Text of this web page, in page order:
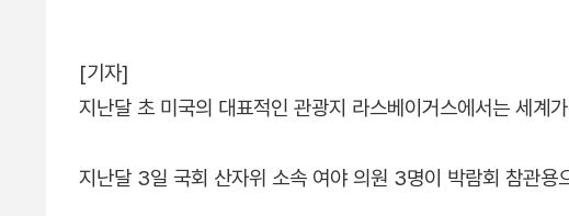
[기자]
지난달 초 미국의 대표적인 관광지 라스베이거스에서는 세계
지난달 3일 국회 산자위 소속 여야 의원 3명이 박람회 참관용